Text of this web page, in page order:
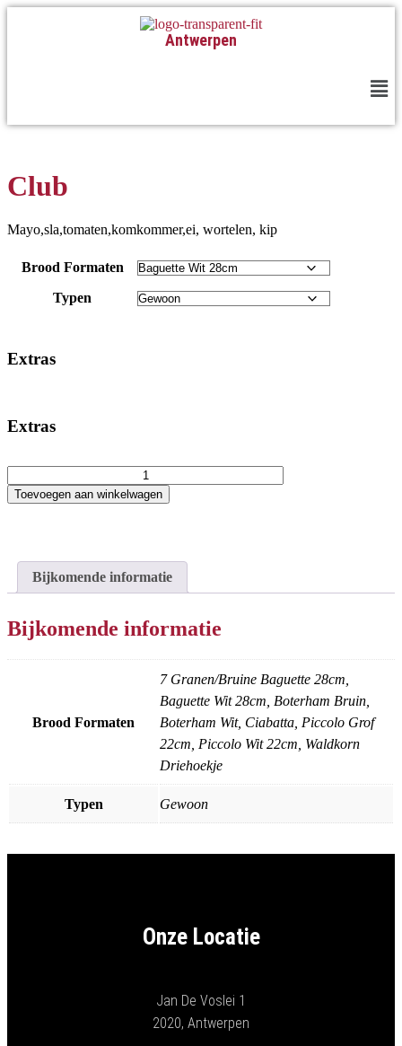
Antwerpen
Club
Mayo,sla,tomaten,komkommer,ei, wortelen, kip
Brood Formaten
Typen
Extras
Extras
Toevoegen aan winkelwagen
Bijkomende informatie
Bijkomende informatie
Brood Formaten
7 Granen/Bruine Baguette 28cm,
Baguette Wit 28cm, Boterham Bruin,
Boterham Wit, Ciabatta, Piccolo Grof
22cm, Piccolo Wit 22cm, Waldkorn
Driehoekje
Typen Gewoon
Onze Locatie
Jan De Voslei 1
2020, Antwerpen